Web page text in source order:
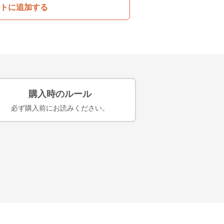
に追加する
購入時のルール
必ず購入前にお読みください。